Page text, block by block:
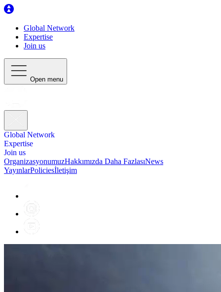
Global Network
Expertise
Join us
Open menu
Global Network
Expertise
Join us
OrganizasyonumuzHakkımızda Daha FazlasıNews
YayınlarPoliciesİletişim